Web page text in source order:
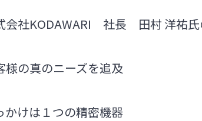
会社KODAWARI 社長 田村 洋祐氏
様の真のニーズを追及
かけは１つの精密機器